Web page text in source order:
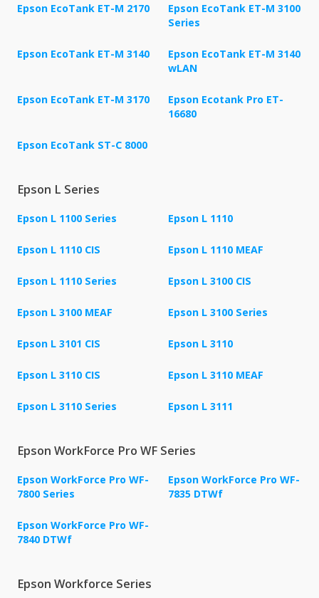
Epson EcoTank ET-M 2170
Epson EcoTank ET-M 3100
Series
Epson EcoTank ET-M 3140
Epson EcoTank ET-M 3140
wLAN
Epson EcoTank ET-M 3170
Epson Ecotank Pro ET-
16680
Epson EcoTank ST-C 8000
Epson L Series
Epson L 1100 Series Epson L 1110
Epson L 1110 CIS Epson L 1110 MEAF
Epson L 1110 Series Epson L 3100 CIS
Epson L 3100 MEAF Epson L 3100 Series
Epson L 3101 CIS Epson L 3110
Epson L 3110 CIS Epson L 3110 MEAF
Epson L 3110 Series Epson L 3111
Epson WorkForce Pro WF Series
Epson WorkForce Pro WF-
7800 Series
Epson WorkForce Pro WF-
7835 DTWf
Epson WorkForce Pro WF-
7840 DTWf
Epson Workforce Series